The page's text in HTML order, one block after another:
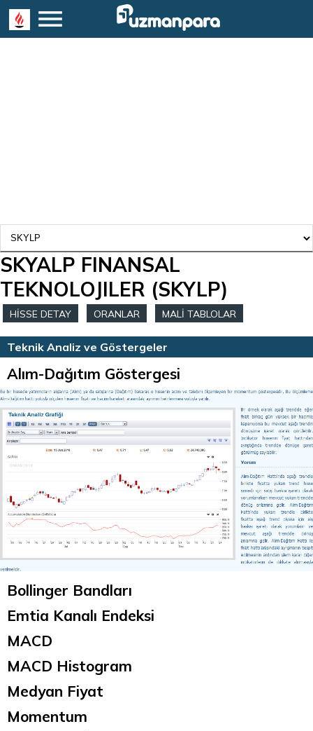
SKYALP FINANSAL
TEKNOLOJILER (SKYLP)
HİSSE DETAY ORANLAR MALİ TABLOLAR
HİSSE HABERLERİ TEKNİK ANALİZ
Teknik Analiz ve Göstergeler
Alım-Dağıtım Göstergesi
Bollinger Bandları
Emtia Kanalı Endeksi
MACD
MACD Histogram
Medyan Fiyat
Momentum